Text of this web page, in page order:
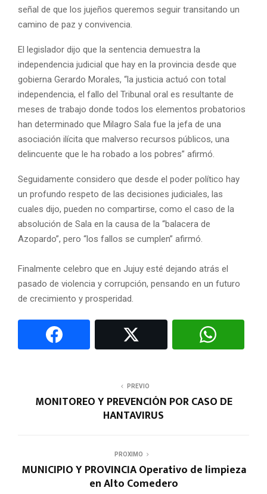
señal de que los jujeños queremos seguir transitando un
camino de paz y convivencia.
El legislador dijo que la sentencia demuestra la
independencia judicial que hay en la provincia desde que
gobierna Gerardo Morales, “la justicia actuó con total
independencia, el fallo del Tribunal oral es resultante de
meses de trabajo donde todos los elementos probatorios
han determinado que Milagro Sala fue la jefa de una
asociación ilícita que malverso recursos públicos, una
delincuente que le ha robado a los pobres” afirmó.
Seguidamente considero que desde el poder político hay
un profundo respeto de las decisiones judiciales, las
cuales dijo, pueden no compartirse, como el caso de la
absolución de Sala en la causa de la “balacera de
Azopardo”, pero “los fallos se cumplen” afirmó.
Finalmente celebro que en Jujuy esté dejando atrás el
pasado de violencia y corrupción, pensando en un futuro
de crecimiento y prosperidad.
PREVIO
MONITOREO Y PREVENCIÓN POR CASO DE
HANTAVIRUS
PROXIMO
MUNICIPIO Y PROVINCIA Operativo de limpieza
en Alto Comedero